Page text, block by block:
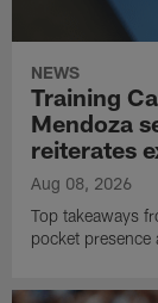
NEWS
Training
Mendoza
reiterates
Aug 08, 2026
Top takeaways
pocket